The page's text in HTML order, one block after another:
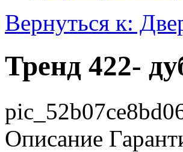
Вернуться к:
Тренд 422-
Описание